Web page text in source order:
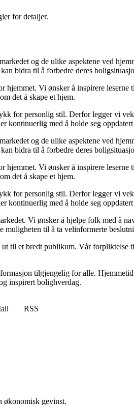
for detaljer.
og de ulike aspektene ved
bidra til å forbedre deres
Vi ønsker å inspirere leserne
det å skape et hjem.
for personlig stil. Derfor legger vi
kontinuerlig med å holde seg
og de ulike aspektene ved
bidra til å forbedre deres
Vi ønsker å inspirere leserne
det å skape et hjem.
for personlig stil. Derfor legger vi
kontinuerlig med å holde seg
Vi ønsker å hjelpe folk med å
muligheten til å ta velinformerte
til et bredt publikum. Vår
tilgjengelig for alle.
inspirert bolighverdag.
RSS
økonomisk gevinst.